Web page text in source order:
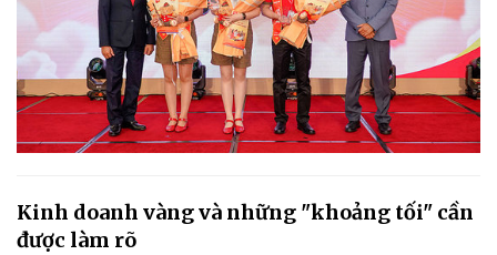
Kinh doanh vàng và những "khoảng tối" cần
được làm rõ